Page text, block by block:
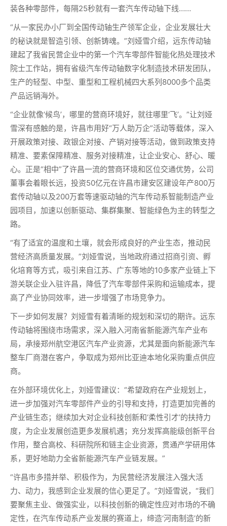
装各种零部件，每隔25秒就有一套汽车传动轴下线……
“从一家民办小厂到全国传动轴生产领军企业，企业发展壮大
的秘诀就是智造引领、创新铸魂。”刘娅雪介绍，远东传动轴
建起了我省民营企业中的第一个汽车零部件智能化热处理技术
院士工作站，拥有省级汽车传动轴数字化制造技术研发团队，
生产的轻型、中型、重型和工程机械四大系列8000多个品类
产品远销海外。
“企业就像‘候鸟’，哪里的营商环境好，就往哪里‘飞’。”让刘娅
雪深有感触的是，许昌市用好“万人助万企”活动等载体，深入
开展政策对接、政银企对接、产销对接等活动，做到政策支持
精准、要素保障精准、服务对接精准，让企业安心、舒心、暖
心。正是“相中”了许昌一流的营商环境和区位交通优势，公司
董事会着眼长远，投资50亿元在许昌市建安区建设年产800万
套传动轴以及200万套等速驱动轴的汽车传动系智能制造产业
园项目，加速以创新驱动、集群集聚、智能绿色为主的转型之
路。
“有了适宜的温度和土壤，就会形成良好的产业生态，推动民
营经济高质量发展。”刘娅雪说，当地政府通过招商引资、孵
化培育等方式，吸引来自江苏、广东等地的10多家产业链上下
游关联企业入驻许昌，降低了汽车零部件采购和运输成本，提
高了产业协同效率，进一步增强了市场竞争力。
下一步如何发展？刘娅雪有着清晰的规划和深切的期许。远东
传动轴将围绕市场需求，深入融入河南省新能源汽车产业布
局，承接郑州航空港区汽车产业资源，尤其是面向新能源汽车
整车厂商潜在客户，争取成为郑州比亚迪本地化采购重点供应
商。
在外部环境优化上，刘娅雪建议：“希望政府在产业规划上，
进一步加强对汽车零部件产业的引导和支持，打造更加完善的
产业链生态；继续加大对企业科技创新和‘柔性引才’的扶持力
度，为企业发展创造更多发展机遇；充分发挥高能级创新平台
作用，整合高校、科研院所和链主企业资源，贯通产学研用体
系，更好地助力全省新能源汽车产业链发展。”
“许昌市多措并举、积极作为，为民营经济发展注入强大活
力、动力，我感到企业发展的信心更足了。”刘娅雪说，“我们
要聚焦主业、做强实业，以科技创新的确定性应对市场的不确
定性，在汽车传动系产业发展的赛道上，缔造‘河南制造’的新